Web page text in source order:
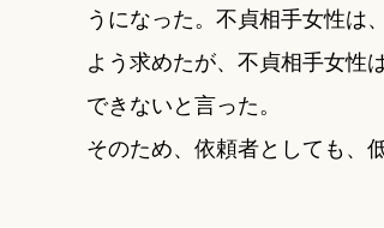
うになった。不貞相手女性は
よう求めたが、不貞相手女性
できないと言った。
そのため、依頼者としても、